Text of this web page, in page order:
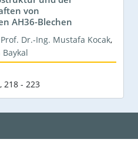
von
AH36-Blechen
Prof. Dr.-Ing. Mustafa Kocak,
Baykal
, 218 - 223